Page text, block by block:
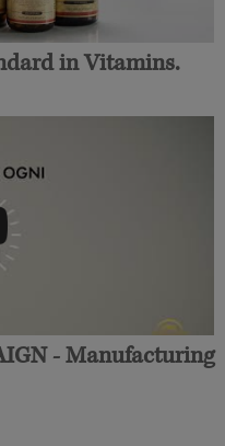
in Vitamins.
- Manufacturing